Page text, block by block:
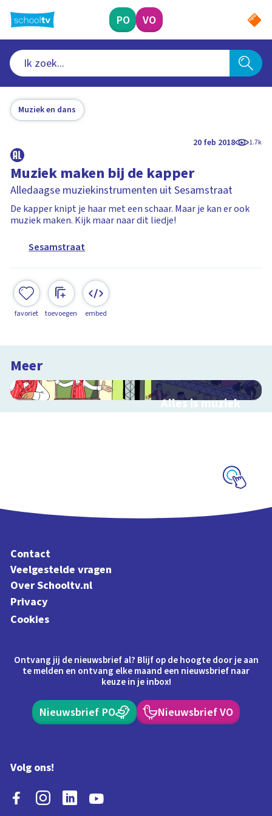
naar
hoofdinhoud
PO VO
Muziek en dans
20 feb 2018 1.7k
Muziek maken bij de kapper
Alledaagse muziekinstrumenten uit Sesamstraat
De kapper knipt je haar met een schaar. Maar je kan er ook
muziek maken. Kijk maar naar dit liedje!
Sesamstraat
favoriet toevoegen embed
Meer
Alles is muziek
Interactieve
Contact
Veelgestelde vragen
Over Schooltv.nl
Privacy
Cookies
Ontvang jij de nieuwsbrief al? Blijf op de hoogte door je aan
te melden en ontvang elke maand een nieuwsbrief naar
keuze in je inbox!
Nieuwsbrief PO Nieuwsbrief VO
Volg ons!